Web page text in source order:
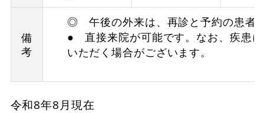
備
考
◎ 午後の外来は、再診と予約の患者
● 直接来院が可能です。なお、疾患
いただく場合がございます。
令和8年8月現在